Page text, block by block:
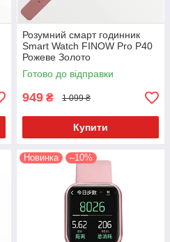
Розумний смарт годинник
Smart Watch FINOW Pro Р40
Рожеве Золото
Готово до відправки
949 ₴ 1 099 ₴
Купити
Новинка –10%